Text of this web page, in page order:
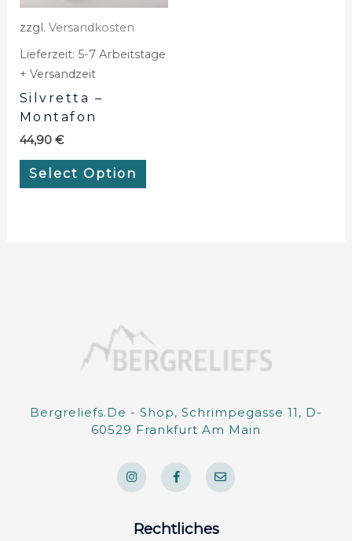
zzgl. Versandkosten
Lieferzeit: 5-7 Arbeitstage
+ Versandzeit
Silvretta –
Montafon
44,90 €
Select Option
Bergreliefs.de - Shop, Schrimpegasse 11, D-
60529 Frankfurt Am Main
I
n
s
t
r
F
a
c
e
o
o
E
n
v
e
Rechtliches